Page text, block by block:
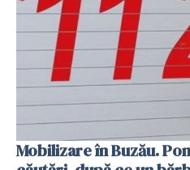
Mobilizare în Buzău.